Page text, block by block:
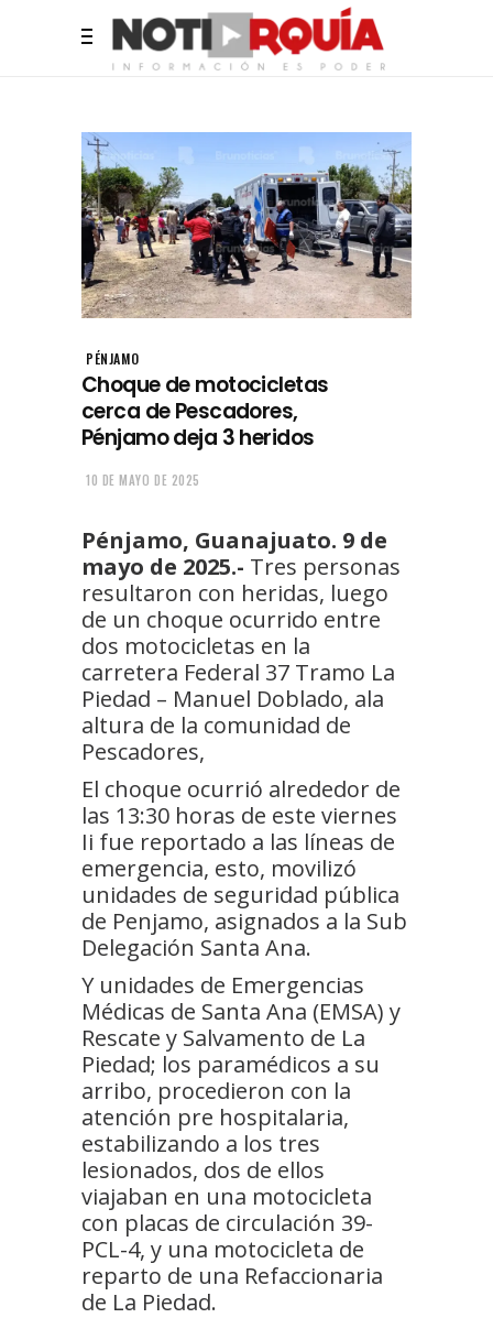
PÉNJAMO
Choque de motocicletas
cerca de Pescadores,
Pénjamo deja 3 heridos
10 DE MAYO DE 2025
Pénjamo, Guanajuato. 9 de
mayo de 2025.- Tres personas
resultaron con heridas, luego
de un choque ocurrido entre
dos motocicletas en la
carretera Federal 37 Tramo La
Piedad – Manuel Doblado, ala
altura de la comunidad de
Pescadores,
El choque ocurrió alrededor de
las 13:30 horas de este viernes
Ii fue reportado a las líneas de
emergencia, esto, movilizó
unidades de seguridad pública
de Penjamo, asignados a la Sub
Delegación Santa Ana.
Y unidades de Emergencias
Médicas de Santa Ana (EMSA) y
Rescate y Salvamento de La
Piedad; los paramédicos a su
arribo, procedieron con la
atención pre hospitalaria,
estabilizando a los tres
lesionados, dos de ellos
viajaban en una motocicleta
con placas de circulación 39-
PCL-4, y una motocicleta de
reparto de una Refaccionaria
de La Piedad.